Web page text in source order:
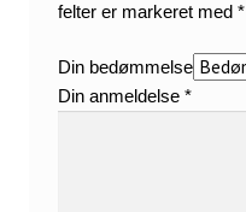
felter er markeret med*
Din bedømmelse
Din anmeldelse*